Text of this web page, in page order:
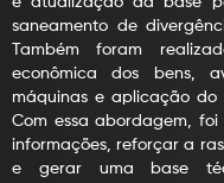
saneamento de
Também foram
econômica dos bens,
máquinas e aplicação do
Com essa abordagem,
informações, reforçar a
e gerar uma base